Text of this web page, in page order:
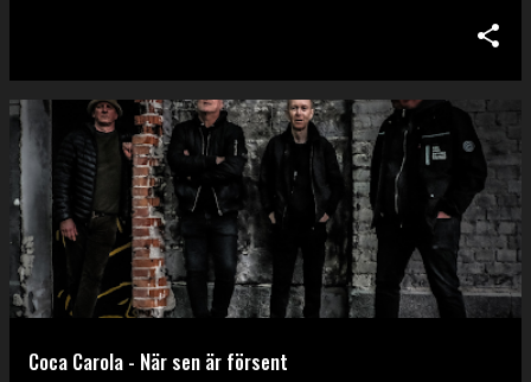
Coca Carola - När sen är försent